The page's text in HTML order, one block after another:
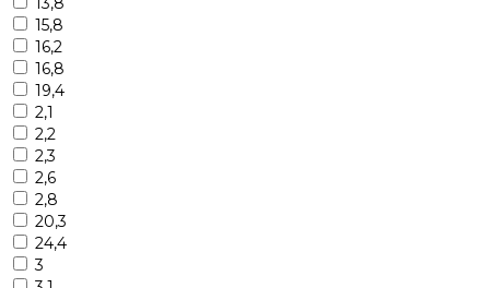
15,8
16,2
16,8
19,4
2,1
2,2
2,3
2,6
2,8
20,3
24,4
3